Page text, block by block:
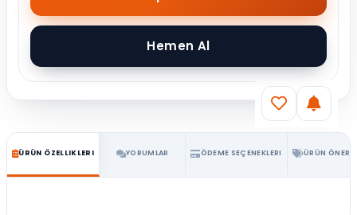
ÜRÜN ÖZELLIKLERI YORUMLAR ÖDEME SEÇENEKLERI ÜRÜN